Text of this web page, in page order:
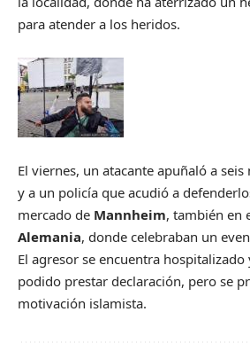
para atender a los heridos.
El viernes, un atacante apuñaló a
y a un policía que acudió a
mercado de Mannheim, también en
Alemania, donde celebraban un
El agresor se encuentra
podido prestar declaración, pero se
motivación islamista.